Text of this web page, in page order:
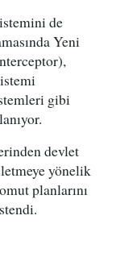
de
Yeni
gibi
devlet
yönelik
planlarını